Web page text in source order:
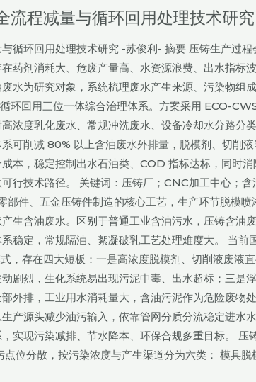
流程减量与循环回用处理技术研究
循环回用处理技术研究 -苏俊利- 摘要 压铸生产过
药剂消耗大、危废产量高、水资源浪费、出水指标
水为研究对象，系统梳理废水产生来源、污染物组
回用三位一体综合治理体系。方案采用 ECO-
浓度乳化废水、常规冲洗废水、设备冷却水分路分
可削减 80% 以上含油废水外排量，脱模剂、切削
本，稳定控制出水石油类、COD 指标达标，同时
行技术路径。 关键词：压铸厂；CNC加工中心；
部件、五金压铸件制造的核心工艺，生产环节脱模
生含油废水。区别于普通工业含油污水，压铸含油
稳定，常规隔油、絮凝破乳工艺处理难度大。 当前
，存在四大短板：一是高浓度脱模剂、切削液废液
剧烈，生化系统易出现污泥中毒、出水超标；三是
外排，工业用水消耗量大，含油污泥作为危险废物
产源头减少油污输入，依靠管网分质分流稳定进水
实现污染减排、节水降本、环保合规多重目标。
位分散，按污染浓度与产生渠道分为六类： 模具